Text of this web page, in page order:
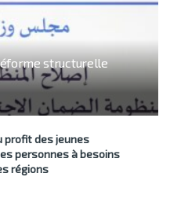
réforme structurelle
profit des jeunes
personnes à besoins
régions